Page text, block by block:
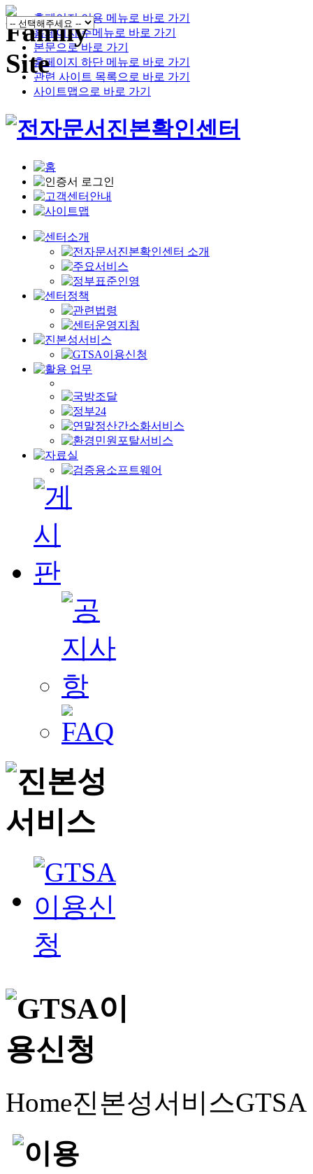
홈페이지 이용 메뉴로 바로 가기
홈페이지 주메뉴로 바로 가기
본문으로 바로 가기
홈페이지 하단 메뉴로 바로 가기
관련 사이트 목록으로 바로 가기
사이트맵으로 바로 가기
Home진본성서비스